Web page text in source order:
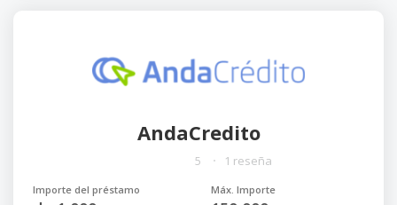
AndaCredito
5 1 reseña
Importe del préstamo Máx. Importe